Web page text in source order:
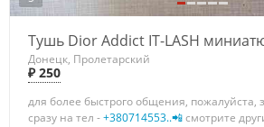
Тушь Dior Addict IT-LASH
Донецк, Пролетарский
₽ 250
для более быстрого общения, пожалуйста,
сразу на тел -+380714553..📲смотрите